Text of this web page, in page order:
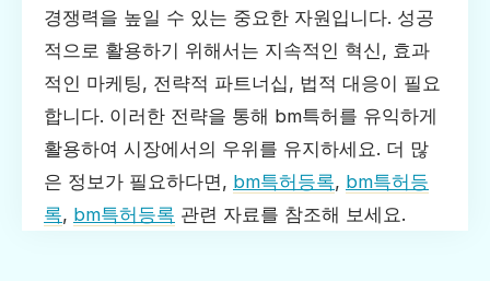
경쟁력을 높일 수 있는 중요한 자원입니다. 성공
적으로 활용하기 위해서는 지속적인 혁신, 효과
적인 마케팅, 전략적 파트너십, 법적 대응이 필요
합니다. 이러한 전략을 통해 bm특허를 유익하게
활용하여 시장에서의 우위를 유지하세요. 더 많
은 정보가 필요하다면, bm특허등록, bm특허등
록, bm특허등록 관련 자료를 참조해 보세요.